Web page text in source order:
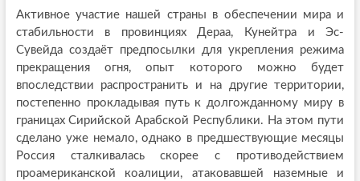
Активное участие нашей страны в обеспечении мира и
стабильности в провинциях Дераа, Кунейтра и Эс-
Сувейда создаёт предпосылки для укрепления режима
прекращения огня, опыт которого можно будет
впоследствии распространить и на другие территории,
постепенно прокладывая путь к долгожданному миру в
границах Сирийской Арабской Республики. На этом пути
сделано уже немало, однако в предшествующие месяцы
Россия сталкивалась скорее с противодействием
проамериканской коалиции, атаковавшей наземные и